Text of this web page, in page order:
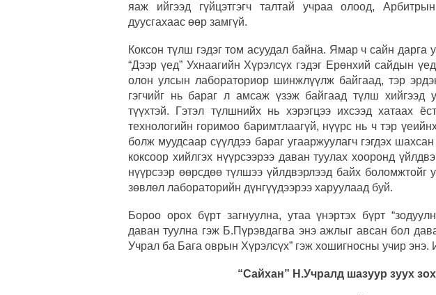
яаж ийгээд гүйцэтгэгч талтай учраа олоод,
дуусгахаас өөр замгүй.
Коксон түлш гэдэг том асуудал байна. Ямар ч сайн дарга
“Дээр үед” Ухнаагийн Хүрэлсүх гэдэг Ерөнхий сайдын
олон улсын лабораториор шинжлүүлж байгаад, тэр
гэгчийг нь бараг л амсаж үзэж байгаад түлш хийгээд
түүхтэй. Гэтэл түлшнийх нь хэрэгцээ ихсээд хатаах
технологийн горимоо баримтлаагүй, нүүрс нь ч тэр
болж муудсаар сүүлдээ бараг угааржуулагч гэгдэх
коксоор хийлгэх нүүрсээрээ даван туулах хооронд
нүүрсээр өөрсдөө түлшээ үйлдвэрлээд байх боломжтойг
зөвлөл лабораторийн дүнгүүдээрээ харуулаад буй.
Бороо орох бүрт загнуулна, утаа үнэртэх бүрт
даван туулна гэж Б.Пүрэвдагва энэ ажлыг авсан бол
Учрал ба Бага оврын Хүрэлсүх” гэж хошигносны учир энэ.
“Сайхан” Н.Учралд шазуур зуух